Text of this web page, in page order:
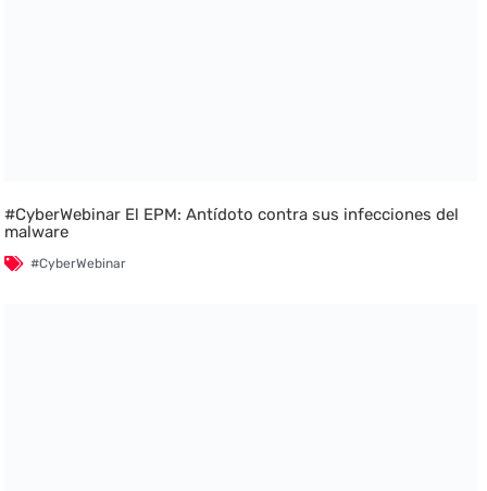
#CyberWebinar El EPM: Antídoto contra sus infecciones del
malware
#CyberWebinar